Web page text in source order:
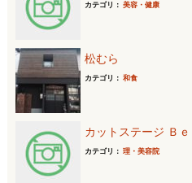
カテゴリ： 美容・健康
松むら
カテゴリ： 和食
カットステージ Ｂ
カテゴリ： 理・美容院